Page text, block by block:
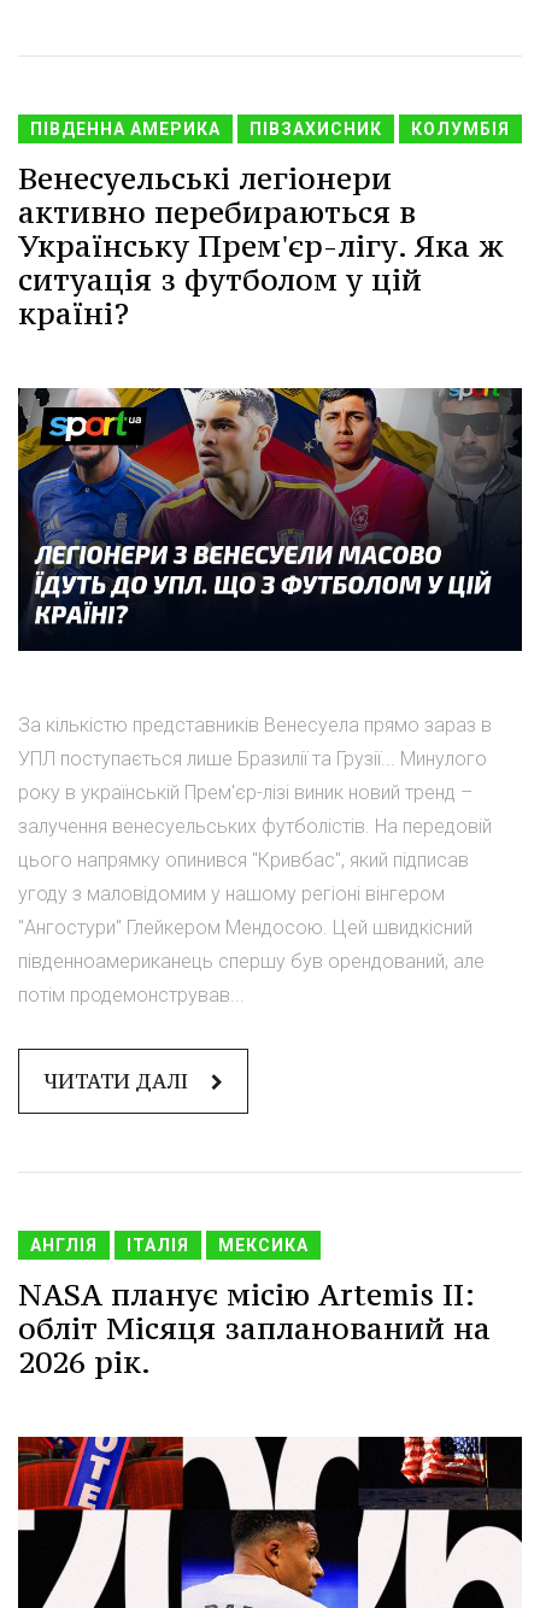
ПІВДЕННА АМЕРИКА ПІВЗАХИСНИК КОЛУМБІЯ
Венесуельські легіонери
активно перебираються в
Українську Прем'єр-лігу. Яка ж
ситуація з футболом у цій
країні?
За кількістю представників Венесуела прямо зараз в
УПЛ поступається лише Бразилії та Грузії... Минулого
року в українській Прем'єр-лізі виник новий тренд –
залучення венесуельських футболістів. На передовій
цього напрямку опинився "Кривбас", який підписав
угоду з маловідомим у нашому регіоні вінгером
"Ангостури" Глейкером Мендосою. Цей швидкісний
південноамериканець спершу був орендований, але
потім продемонстрував...
ЧИТАТИ ДАЛІ
АНГЛІЯ ІТАЛІЯ МЕКСИКА
NASA планує місію Artemis II:
обліт Місяця запланований на
2026 рік.